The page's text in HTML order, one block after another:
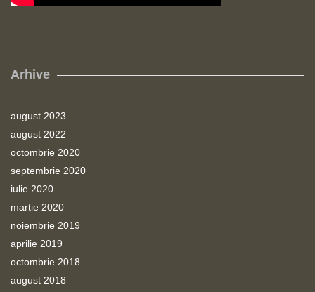
Arhive
august 2023
august 2022
octombrie 2020
septembrie 2020
iulie 2020
martie 2020
noiembrie 2019
aprilie 2019
octombrie 2018
august 2018